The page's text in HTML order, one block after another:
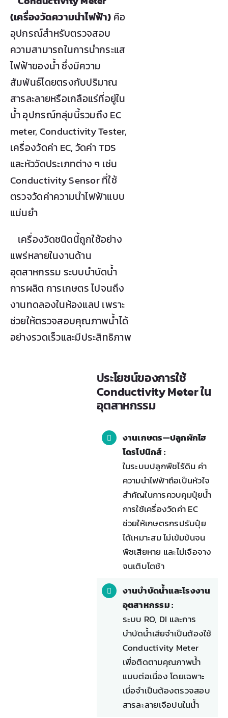
(เครื่องวัดความนำไฟฟ้า) คือ
อุปกรณ์สำหรับตรวจสอบ
ความสามารถในการนำกระแส
ไฟฟ้าของน้ำ ซึ่งมีความ
สัมพันธ์โดยตรงกับปริมาณ
สารละลายหรือเกลือแร่ที่อยู่ใน
น้ำ อุปกรณ์กลุ่มนี้รวมถึง EC
meter, Conductivity Tester,
เครื่องวัดค่า EC, วัดค่า TDS
และหัววัดประเภทต่าง ๆ เช่น
Conductivity Sensor ที่ใช้
ตรวจวัดค่าความนำไฟฟ้าแบบ
แม่นยำ
เครื่องวัดชนิดนี้ถูกใช้อย่าง
แพร่หลายในงานด้าน
อุตสาหกรรม ระบบบำบัดน้ำ
การผลิต การเกษตร ไปจนถึง
งานทดลองในห้องแลป เพราะ
ช่วยให้ตรวจสอบคุณภาพน้ำได้
อย่างรวดเร็วและมีประสิทธิภาพ
ประโยชน์ของการใช้
Conductivity Meter ใน
อุตสาหกรรม
งานเกษตร—ปลูกผักไฮ
โดรโปนิกส์ :
ในระบบปลูกพืชไร้ดิน ค่า
ความนำไฟฟ้าถือเป็นหัวใจ
สำคัญในการควบคุมปุ๋ยน้ำ
การใช้เครื่องวัดค่า EC
ช่วยให้เกษตรกรปรับปุ๋ย
ได้เหมาะสม ไม่เข้มข้นจน
พืชเสียหาย และไม่เจือจาง
จนเติบโตช้า
งานบำบัดน้ำและโรงงาน
อุตสาหกรรม :
ระบบ RO, DI และการ
บำบัดน้ำเสียจำเป็นต้องใช้
Conductivity Meter
เพื่อติดตามคุณภาพน้ำ
แบบต่อเนื่อง โดยเฉพาะ
เมื่อจำเป็นต้องตรวจสอบ
สารละลายเจือปนในน้ำ